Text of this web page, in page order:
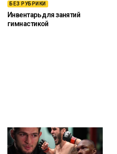
БЕЗ РУБРИКИ
Инвентарь для занятий
гимнастикой